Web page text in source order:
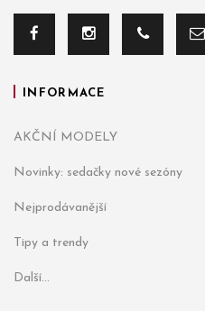
INFORMACE
AKČNÍ MODELY
Novinky: sedačky nové sezóny
Nejprodávanější
Tipy a trendy
Další...